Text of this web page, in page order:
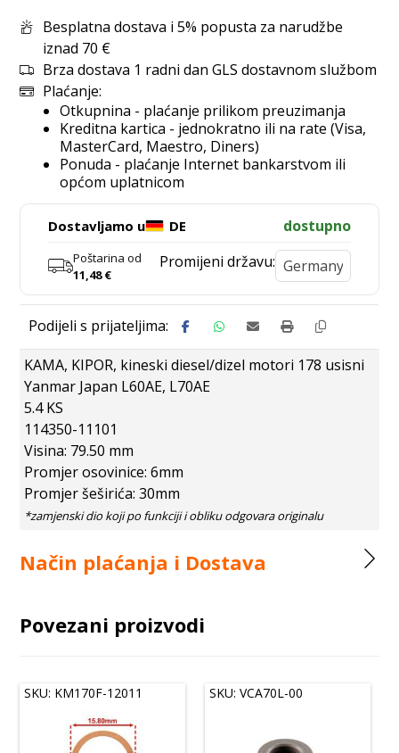
Besplatna dostava i 5% popusta za narudžbe
iznad 70 €
Brza dostava 1 radni dan GLS dostavnom službom
Plaćanje:
Otkupnina - plaćanje prilikom preuzimanja
Kreditna kartica - jednokratno ili na rate (Visa,
MasterCard, Maestro, Diners)
Ponuda - plaćanje Internet bankarstvom ili
općom uplatnicom
Dostavljamo u DE dostupno
Poštarina od
11,48€
Promijeni državu:
KAMA, KIPOR, kineski diesel/dizel motori 178 usisni
Yanmar Japan L60AE, L70AE
5.4 KS
114350-11101
Visina: 79.50 mm
Promjer osovinice: 6mm
Promjer šeširića: 30mm
Način plaćanja i Dostava
Povezani proizvodi
SKU: KM170F-12011 SKU: VCA70L-00